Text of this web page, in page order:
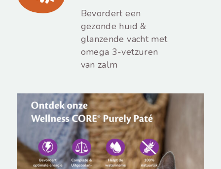
Bevordert een
gezonde huid &
glanzende vacht met
omega 3-vetzuren
van zalm